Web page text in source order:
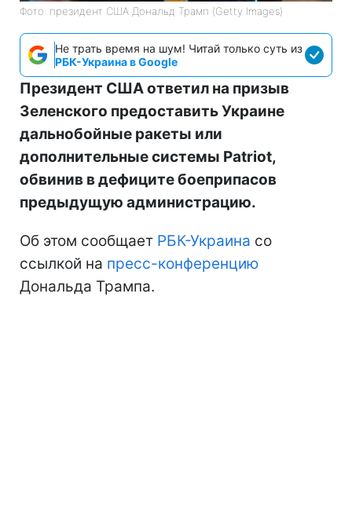
Фото: президент США Дональд Трамп (Getty Images)
Не трать время на шум! Читай только суть из
РБК-Украина в Google
Президент США ответил на призыв
Зеленского предоставить Украине
дальнобойные ракеты или
дополнительные системы Patriot,
обвинив в дефиците боеприпасов
предыдущую администрацию.
Об этом сообщает РБК-Украина со
ссылкой на пресс-конференцию
Дональда Трампа.